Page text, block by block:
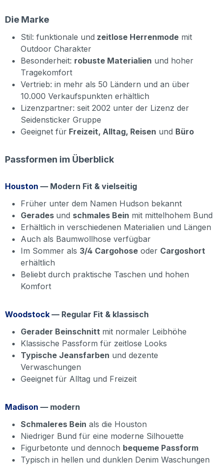
Die Marke
Stil: funktionale und zeitlose Herrenmode mit
Outdoor Charakter
Besonderheit: robuste Materialien und hoher
Tragekomfort
Vertrieb: in mehr als 50 Ländern und an über
10.000 Verkaufspunkten erhältlich
Lizenzpartner: seit 2002 unter der Lizenz der
Seidensticker Gruppe
Geeignet für Freizeit, Alltag, Reisen und Büro
Passformen im Überblick
Houston — Modern Fit & vielseitig
Früher unter dem Namen Hudson bekannt
Gerades und schmales Bein mit mittelhohem Bund
Erhältlich in verschiedenen Materialien und Längen
Auch als Baumwollhose verfügbar
Im Sommer als 3/4 Cargohose oder Cargoshort
erhältlich
Beliebt durch praktische Taschen und hohen
Komfort
Woodstock — Regular Fit & klassisch
Gerader Beinschnitt mit normaler Leibhöhe
Klassische Passform für zeitlose Looks
Typische Jeansfarben und dezente
Verwaschungen
Geeignet für Alltag und Freizeit
Madison — modern
Schmaleres Bein als die Houston
Niedriger Bund für eine moderne Silhouette
Figurbetonte und dennoch bequeme Passform
Typisch in hellen und dunklen Denim Waschungen